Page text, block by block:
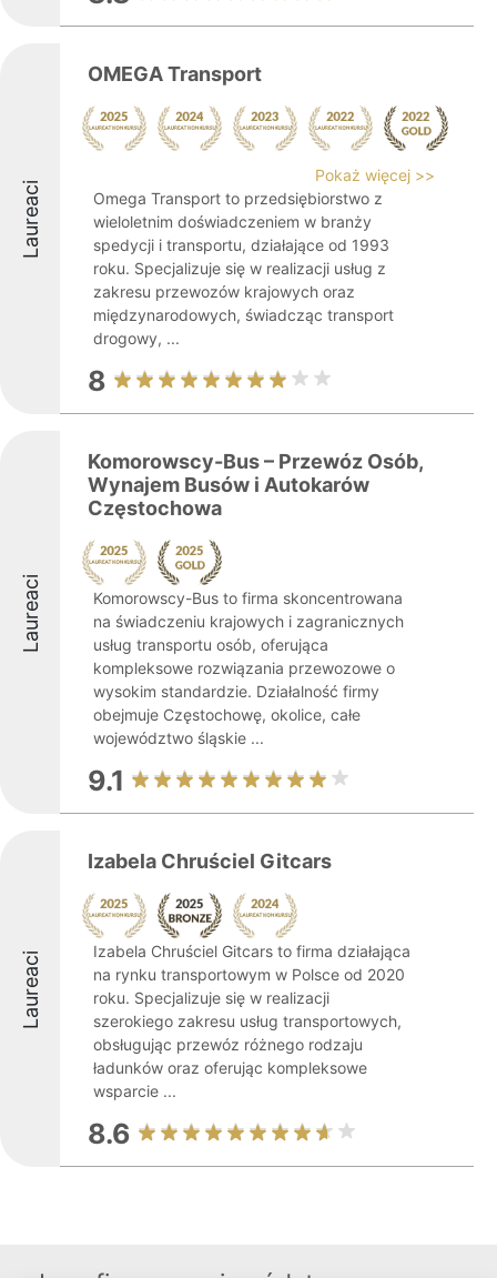
Laureaci
OMEGA Transport
Pokaż więcej >>
Omega Transport to przedsiębiorstwo z
wieloletnim doświadczeniem w branży
spedycji i transportu, działające od 1993
roku. Specjalizuje się w realizacji usług z
zakresu przewozów krajowych oraz
międzynarodowych, świadcząc transport
drogowy, ...
8
Laureaci
Komorowscy-Bus – Przewóz Osób,
Wynajem Busów i Autokarów
Częstochowa
Komorowscy-Bus to firma skoncentrowana
na świadczeniu krajowych i zagranicznych
usług transportu osób, oferująca
kompleksowe rozwiązania przewozowe o
wysokim standardzie. Działalność firmy
obejmuje Częstochowę, okolice, całe
województwo śląskie ...
9.1
Laureaci
Izabela Chruściel Gitcars
Izabela Chruściel Gitcars to firma działająca
na rynku transportowym w Polsce od 2020
roku. Specjalizuje się w realizacji
szerokiego zakresu usług transportowych,
obsługując przewóz różnego rodzaju
ładunków oraz oferując kompleksowe
wsparcie ...
8.6